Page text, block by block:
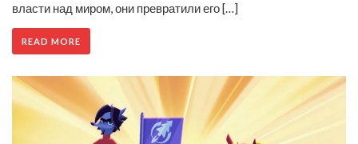
власти над миром, они превратили его […]
READ MORE